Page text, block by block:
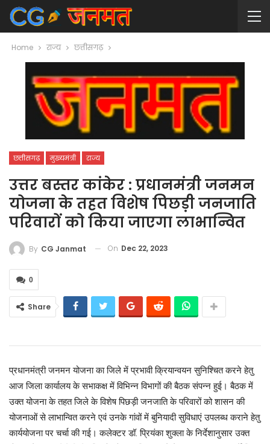
Home राज्य छत्तीसगढ़
छत्तीसगढ़ मुख्यमंत्री राज्य
उत्तर बस्तर कांकेर : प्रधानमंत्री जनमन
योजना के तहत विशेष पिछड़ी जनजाति
परिवारों को किया जाएगा लाभान्वित
By CG Janmat On Dec 22, 2023
0
Share
प्रधानमंत्री जनमन योजना का जिले में प्रभावी क्रियान्वयन सुनिश्चित करने हेतु
आज जिला कार्यालय के सभाकक्ष में विभिन्न विभागों की बैठक संपन्न हुई। बैठक में
उक्त योजना के तहत जिले के विशेष पिछड़ी जनजाति के परिवारों को शासन की
योजनाओं से लाभान्वित करने एवं उनके गांवों में बुनियादी सुविधाएं उपलब्ध कराने हेतु
कार्ययोजना पर चर्चा की गई। कलेक्टर डॉ. प्रियंका शुक्ला के निर्देशानुसार उक्त